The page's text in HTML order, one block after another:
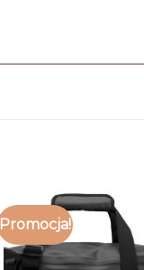
Promocja!